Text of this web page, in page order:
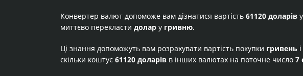
Конвертер валют допоможе вам дізнатися вартість 61120 доларів у
миттєво перекласти долар у гривню.
Ці знання допоможуть вам розрахувати вартість покупки гривень
скільки коштує 61120 доларів в інших валютах на поточне число 7